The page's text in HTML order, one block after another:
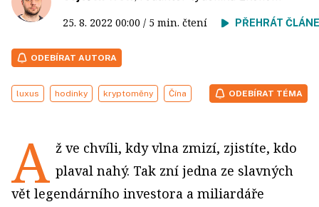
25. 8. 2022 00:00 / 5 min. čtení PŘEHRÁT
ODEBÍRAT AUTORA
luxus hodinky kryptoměny Čína ODEBÍRAT TÉMA
A ž ve chvíli, kdy vlna zmizí, zjistíte, kdo
plaval nahý. Tak zní jedna ze slavných
vět legendárního investora a miliardáře